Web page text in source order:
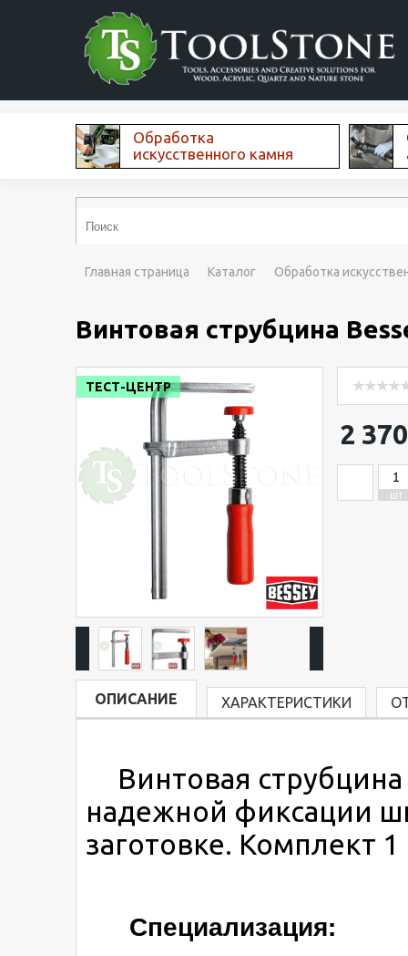
Обработка
искусственного камня
Главная страница Каталог Обработка
Винтовая струбцина
ТЕСТ-ЦЕНТР
2
ШТ
ОПИСАНИЕ ХАРАКТЕРИСТИКИ
Винтовая струбцина
надежной фиксации
заготовке. Комплект
Специализация: